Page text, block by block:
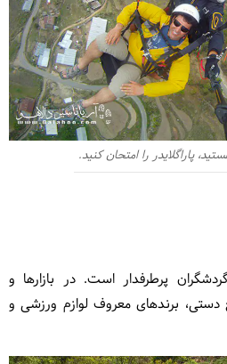
پاراگلایدر را امتحان کنید.
پرطرفدار است. در بازارها و
دستی، برندهای معروف لوازم ورزشی و